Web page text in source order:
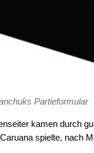
Partieformular
kamen durch
spielte, nach